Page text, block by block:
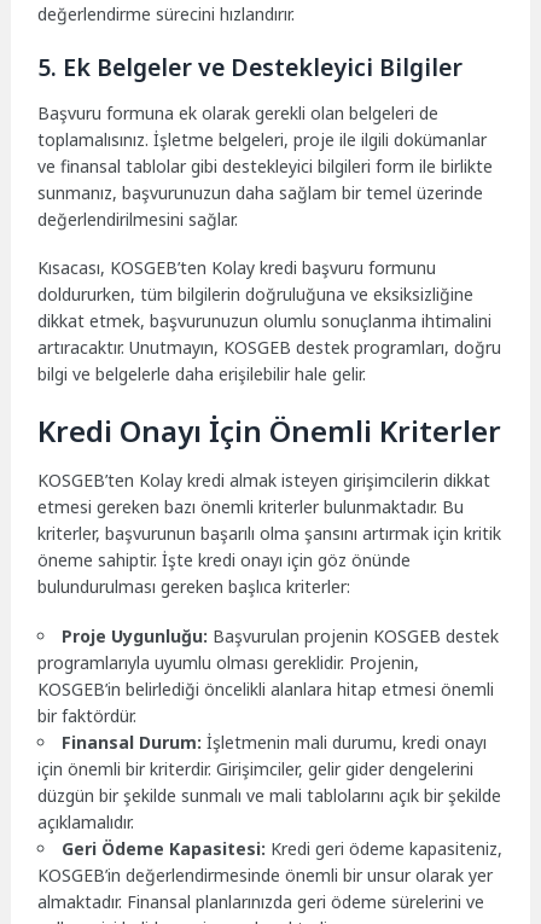
değerlendirme sürecini hızlandırır.
5. Ek Belgeler ve Destekleyici Bilgiler
Başvuru formuna ek olarak gerekli olan belgeleri de
toplamalısınız. İşletme belgeleri, proje ile ilgili dokümanlar
ve finansal tablolar gibi destekleyici bilgileri form ile birlikte
sunmanız, başvurunuzun daha sağlam bir temel üzerinde
değerlendirilmesini sağlar.
Kısacası, KOSGEB’ten Kolay kredi başvuru formunu
doldururken, tüm bilgilerin doğruluğuna ve eksiksizliğine
dikkat etmek, başvurunuzun olumlu sonuçlanma ihtimalini
artıracaktır. Unutmayın, KOSGEB destek programları, doğru
bilgi ve belgelerle daha erişilebilir hale gelir.
Kredi Onayı İçin Önemli Kriterler
KOSGEB’ten Kolay kredi almak isteyen girişimcilerin dikkat
etmesi gereken bazı önemli kriterler bulunmaktadır. Bu
kriterler, başvurunun başarılı olma şansını artırmak için kritik
öneme sahiptir. İşte kredi onayı için göz önünde
bulundurulması gereken başlıca kriterler:
Proje Uygunluğu: Başvurulan projenin KOSGEB destek
programlarıyla uyumlu olması gereklidir. Projenin,
KOSGEB’in belirlediği öncelikli alanlara hitap etmesi önemli
bir faktördür.
Finansal Durum: İşletmenin mali durumu, kredi onayı
için önemli bir kriterdir. Girişimciler, gelir gider dengelerini
düzgün bir şekilde sunmalı ve mali tablolarını açık bir şekilde
açıklamalıdır.
Geri Ödeme Kapasitesi: Kredi geri ödeme kapasiteniz,
KOSGEB’in değerlendirmesinde önemli bir unsur olarak yer
almaktadır. Finansal planlarınızda geri ödeme sürelerini ve